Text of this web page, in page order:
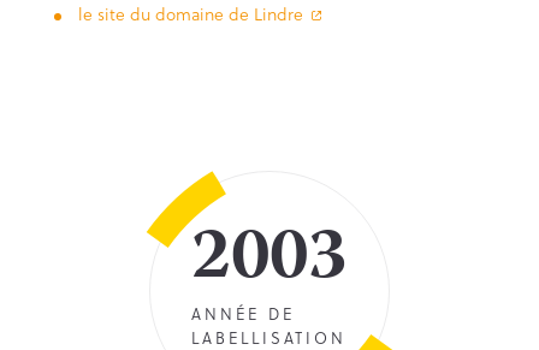
le site du domaine de Lindre
2003
ANNÉE DE
LABELLISATION